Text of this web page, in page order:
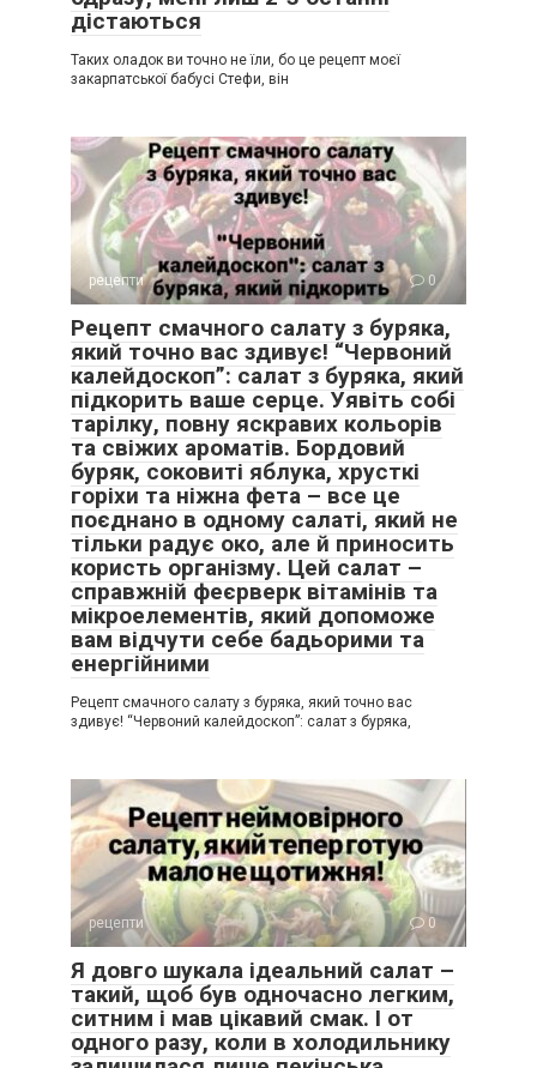
дістаються
Таких оладок ви точно не їли, бо це рецепт моєї
закарпатської бабусі Стефи, він
рецепти 0
Рецепт смачного салату з буряка,
який точно вас здивує! “Червоний
калейдоскоп”: салат з буряка, який
підкорить ваше серце. Уявіть собі
тарілку, повну яскравих кольорів
та свіжих ароматів. Бордовий
буряк, соковиті яблука, хрусткі
горіхи та ніжна фета – все це
поєднано в одному салаті, який не
тільки радує око, але й приносить
користь організму. Цей салат –
справжній феєрверк вітамінів та
мікроелементів, який допоможе
вам відчути себе бадьорими та
енергійними
Рецепт смачного салату з буряка, який точно вас
здивує! “Червоний калейдоскоп”: салат з буряка,
рецепти 0
Я довго шукала ідеальний салат –
такий, щоб був одночасно легким,
ситним і мав цікавий смак. І от
одного разу, коли в холодильнику